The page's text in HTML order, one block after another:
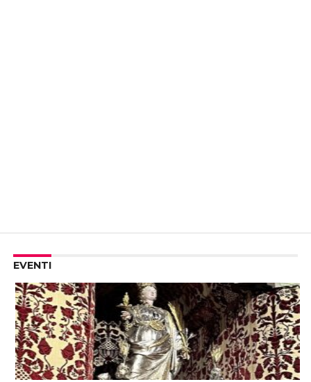
EVENTI